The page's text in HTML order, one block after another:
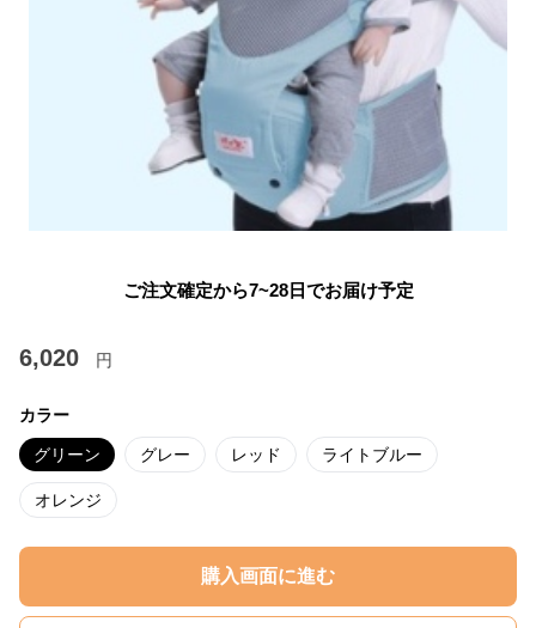
ご注文確定から7~28日でお届け予定
6,020 円
カラー
グリーン グレー レッド ライトブルー
オレンジ
購入画面に進む